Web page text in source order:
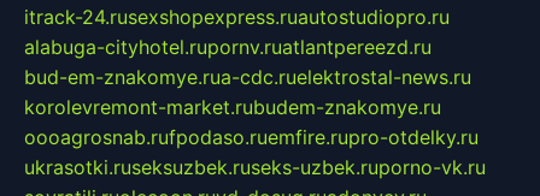
itrack-24.rusexshopexpress.ruautostudiopro.ru
alabuga-cityhotel.rupornv.ruatlantpereezd.ru
bud-em-znakomye.rua-cdc.ruelektrostal-news.ru
korolevremont-market.rubudem-znakomye.ru
oooagrosnab.rufpodaso.ruemfire.rupro-otdelky.ru
ukrasotki.ruseksuzbek.ruseks-uzbek.ruporno-vk.ru